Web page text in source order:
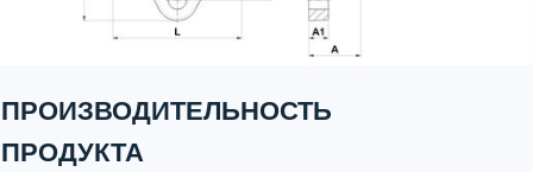
ПРОИЗВОДИТЕЛЬНОСТЬ
ПРОДУКТА